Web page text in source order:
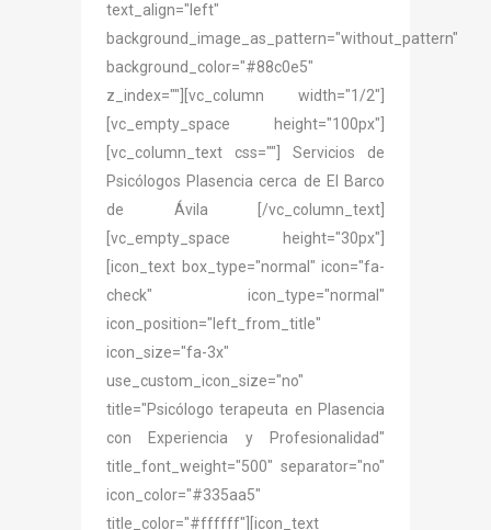
text_align="left"
background_image_as_pattern="without_pattern"
background_color="#88c0e5"
z_index=""][vc_column width="1/2"]
[vc_empty_space height="100px"]
[vc_column_text css=""] Servicios de
Psicólogos Plasencia cerca de El Barco
de Ávila [/vc_column_text]
[vc_empty_space height="30px"]
[icon_text box_type="normal" icon="fa-
check" icon_type="normal"
icon_position="left_from_title"
icon_size="fa-3x"
use_custom_icon_size="no"
title="Psicólogo terapeuta en Plasencia
con Experiencia y Profesionalidad"
title_font_weight="500" separator="no"
icon_color="#335aa5"
title_color="#ffffff"][icon_text